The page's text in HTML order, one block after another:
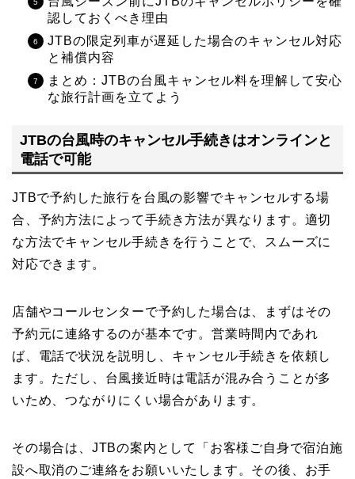
認しておくべき理由
JTBの限定列車が遅延した場合のキャンセル対応
と補償内容
まとめ：JTBの台風キャンセル料を理解して安心
な旅行計画を立てよう
JTBの台風時のキャンセル手続きはオンラインと
電話で可能
JTBで予約した旅行を台風の影響でキャンセルする場
合、予約方法によって手続き方法が異なります。適切
な方法でキャンセル手続きを行うことで、スムーズに
対応できます。
店舗やコールセンターで予約した場合は、まずはその
予約元に連絡するのが基本です。営業時間内であれ
ば、電話で状況を説明し、キャンセル手続きを依頼し
ます。ただし、台風接近時は電話が混み合うことが多
いため、つながりにくい場合があります。
その場合は、JTBの案内として「お客様ご自身で宿泊施
設へ取消のご連絡をお願いいたします。その後、お手